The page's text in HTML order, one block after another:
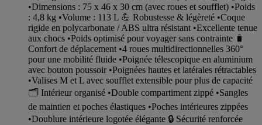
•Dimensions : 75 x 46 x 30 cm (avec roues et soufflet) •Poids
: 4,8 kg •Volume : 113 L 💪 Robustesse & légèreté •Coque
rigide en polycarbonate / ABS ultra résistant •Excellente tenue
aux chocs •Poids optimisé pour voyager sans contrainte 🧳
Confort de déplacement •4 roues multidirectionnelles 360°
pour une mobilité fluide •Poignée télescopique en aluminium
avec bouton poussoir •Poignées hautes et latérales rétractables
•Valises M et L avec soufflet extensible pour plus de capacité
🗂️ Intérieur organisé •Double compartiment zippé •Sangles
de maintien et poches élastiques •Poches intérieures zippées
•Doublure intérieure logotée élégante 🔒 Sécurité renforcée